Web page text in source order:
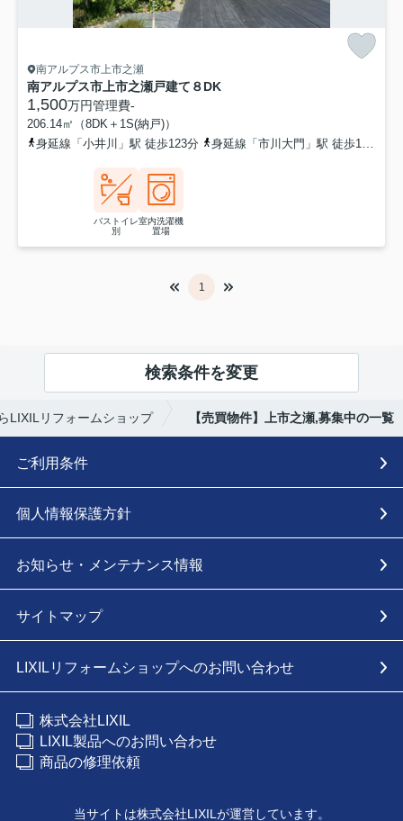
南アルプス市上市之瀬
南アルプス市上市之瀬戸建て８DK
1,500万円管理費-
206.14㎡（8DK＋1S(納戸)）
身延線「小井川」駅 徒歩123分
身延線「市川大門」駅 徒歩126分
バストイレ
別
室内洗濯機
置場
1
検索条件を変更
LIXILリフォームショップ 【売買物件】上市之瀬,募集中の一覧
ご利用条件
個人情報保護方針
お知らせ・メンテナンス情報
サイトマップ
LIXILリフォームショップへのお問い合わせ
株式会社LIXIL
LIXIL製品へのお問い合わせ
商品の修理依頼
当サイトは株式会社LIXILが運営しています。